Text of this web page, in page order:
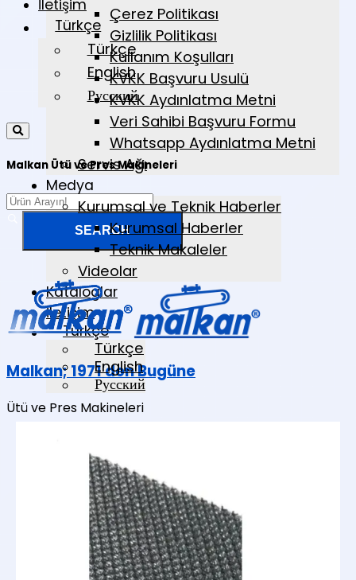
İletişim
Türkçe
Türkçe
English
Русский
Malkan Ütü ve Pres Makineleri
Malkan; 1971'den Bugüne
Ütü ve Pres Makineleri
Çerez Politikası
Gizlilik Politikası
Kullanım Koşulları
KVKK Başvuru Usulü
KVKK Aydınlatma Metni
Veri Sahibi Başvuru Formu
Whatsapp Aydınlatma Metni
Servis Ağı
Medya
Kurumsal ve Teknik Haberler
Kurumsal Haberler
Teknik Makaleler
Videolar
Kataloglar
İletişim
Türkçe
Türkçe
English
Русский